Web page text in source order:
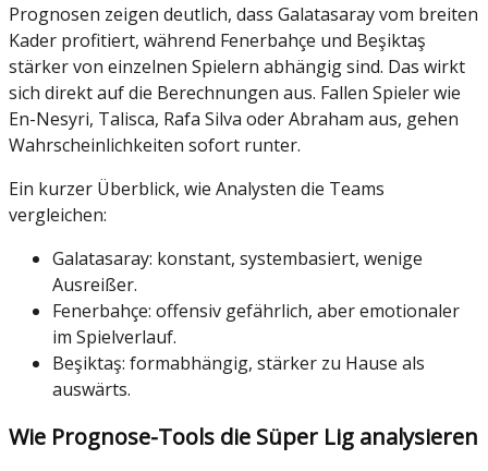
Prognosen zeigen deutlich, dass Galatasaray vom breiten
Kader profitiert, während Fenerbahçe und Beşiktaş
stärker von einzelnen Spielern abhängig sind. Das wirkt
sich direkt auf die Berechnungen aus. Fallen Spieler wie
En-Nesyri, Talisca, Rafa Silva oder Abraham aus, gehen
Wahrscheinlichkeiten sofort runter.
Ein kurzer Überblick, wie Analysten die Teams
vergleichen:
Galatasaray: konstant, systembasiert, wenige
Ausreißer.
Fenerbahçe: offensiv gefährlich, aber emotionaler
im Spielverlauf.
Beşiktaş: formabhängig, stärker zu Hause als
auswärts.
Wie Prognose-Tools die Süper Lig analysieren